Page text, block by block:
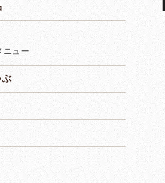
ニュー
ぶ